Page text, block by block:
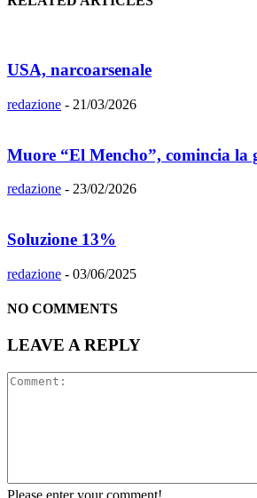
USA, narcoarsenale
redazione - 21/03/2026
Muore “El Mencho”, comincia la
redazione - 23/02/2026
Soluzione 13%
redazione - 03/06/2025
NO COMMENTS
LEAVE A REPLY
Please enter your comment!